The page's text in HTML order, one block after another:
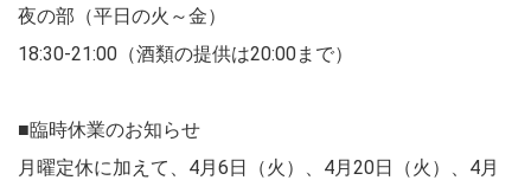
夜の部（平日の火～金）
18:30-21:00（酒類の提供は20:00まで）
■臨時休業のお知らせ
月曜定休に加えて、4月6日（火）、4月20日（火）、4月